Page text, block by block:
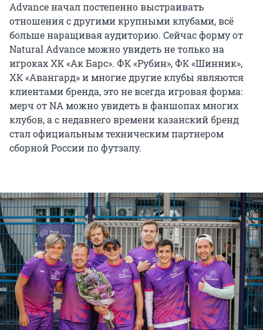
Advance начал постепенно выстраивать
отношения с другими крупными клубами, всё
больше наращивая аудиторию. Сейчас форму от
Natural Advance можно увидеть не только на
игроках ХК «Ак Барс». ФК «Рубин», ФК «Шинник»,
ХК «Авангард» и многие другие клубы являются
клиентами бренда, это не всегда игровая форма:
мерч от NA можно увидеть в фаншопах многих
клубов, а с недавнего времени казанский бренд
стал официальным техническим партнером
сборной России по футзалу.